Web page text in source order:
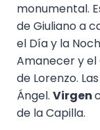
monumental.
de Giuliano a
el Día y la
Amanecer y
de Lorenzo.
Ángel. Virgen
de la Capilla.